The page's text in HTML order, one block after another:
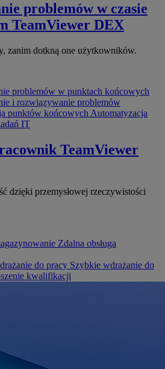
problemów w czasie
TeamViewer DEX
zanim dotkną one użytkowników.
problemów w punktach końcowych
i rozwiązywanie problemów
punktów końcowych Automatyzacja
IT
TeamViewer
dzięki przemysłowej rzeczywistości
Zdalna obsługa
do pracy Szybkie wdrażanie do
kwalifikacji